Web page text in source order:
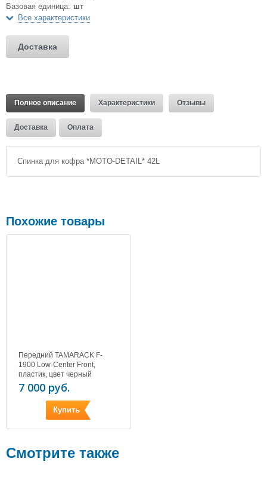
Базовая единица: шт
Все характеристики
Доставка
Полное описание Характеристики Отзывы
Доставка Оплата
Спинка для кофра *MOTO-DETAIL* 42L
Похожие товары
Передний TAMARACK F-
1900 Low-Center Front,
пластик, цвет черный
7 000 руб.
Купить
Смотрите также